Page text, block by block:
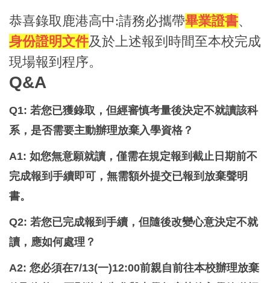
恭喜錄取鹿港高中:請務必攜帶畢業證書、
身份證明文件及於上述報到時間至本校完成
現場報到程序。
Q&A
Q1: 若您已獲錄取，但經審慎考量後決定不就讀該科
系，是否需要主動辦理放棄入學資格？
A1: 如您無意願就讀，僅需在規定報到截止日期前不
完成報到手續即可，無需額外提交已報到放棄聲明
書。
Q2: 若您已完成報到手續，但隨後改變心意決定不就
讀，應如何處理？
A2: 您必須在7/13(一)12:00前親自前往本校辦理放棄